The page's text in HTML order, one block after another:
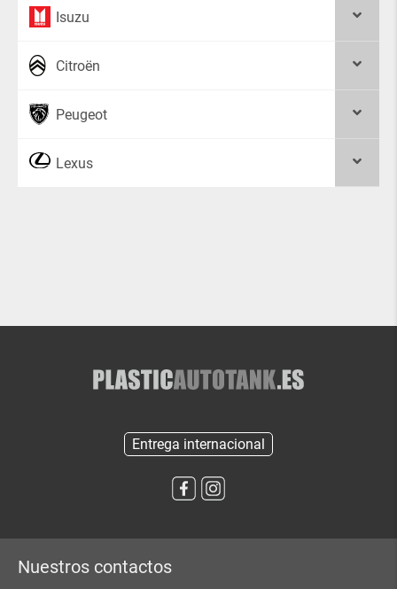
Isuzu
Citroën
Peugeot
Lexus
Entrega internacional
Nuestros contactos